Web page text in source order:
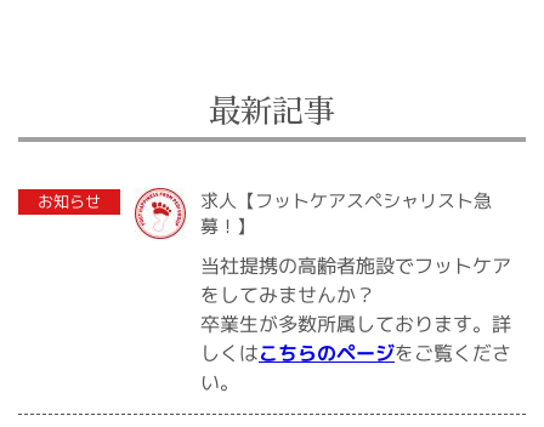
最新記事
2020.07.10
お知らせ 求人【フットケアスペシャリスト急
募！】
当社提携の高齢者施設でフットケア
をしてみませんか？
卒業生が多数所属しております。詳
しくはこちらのページをご覧くださ
い。